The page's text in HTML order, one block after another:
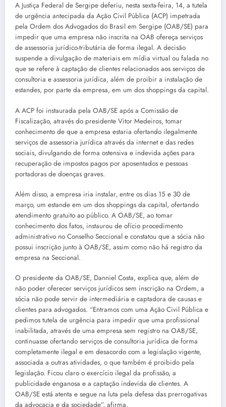
A Justiça Federal de Sergipe deferiu, nesta sexta-feira, 14, a tutela
de urgência antecipada da Ação Civil Pública (ACP) impetrada
pela Ordem dos Advogados do Brasil em Sergipe (OAB/SE) para
impedir que uma empresa não inscrita na OAB ofereça serviços
de assessoria jurídico-tributária de forma ilegal. A decisão
suspende a divulgação de materiais em mídia virtual ou falada no
que se refere à captação de clientes relacionados aos serviços de
consultoria e assessoria jurídica, além de proibir a instalação de
estandes, por parte da empresa, em um dos shoppings da capital.
A ACP foi instaurada pela OAB/SE após a Comissão de
Fiscalização, através do presidente Vitor Medeiros, tomar
conhecimento de que a empresa estaria ofertando ilegalmente
serviços de assessoria jurídica através da internet e das redes
sociais, divulgando de forma ostensiva e indevida ações para
recuperação de impostos pagos por aposentados e pessoas
portadoras de doenças graves.
Além disso, a empresa iria instalar, entre os dias 15 e 30 de
março, um estande em um dos shoppings da capital, ofertando
atendimento gratuito ao público. A OAB/SE, ao tomar
conhecimento dos fatos, instaurou de ofício procedimento
administrativo no Conselho Seccional e constatou que a sócia não
possui inscrição junto à OAB/SE, assim como não há registro da
empresa na Seccional.
O presidente da OAB/SE, Danniel Costa, explica que, além de
não poder oferecer serviços jurídicos sem inscrição na Ordem, a
sócia não pode servir de intermediária e captadora de causas e
clientes para advogados. “Entramos com uma Ação Civil Pública e
pedimos tutela de urgência para impedir que uma profissional
inabilitada, através de uma empresa sem registro na OAB/SE,
continuasse ofertando serviços de consultoria jurídica de forma
completamente ilegal e em desacordo com a legislação vigente,
associada a outras atividades, o que também é proibido pela
legislação. Ficou claro o exercício ilegal da profissão, a
publicidade enganosa e a captação indevida de clientes. A
OAB/SE está atenta e segue na luta pela defesa das prerrogativas
da advocacia e da sociedade”, afirma.